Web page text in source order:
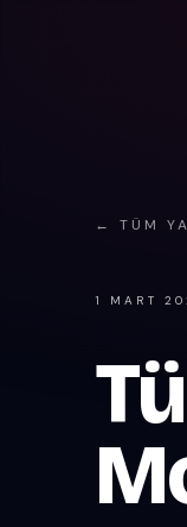
← TÜM
1 MART